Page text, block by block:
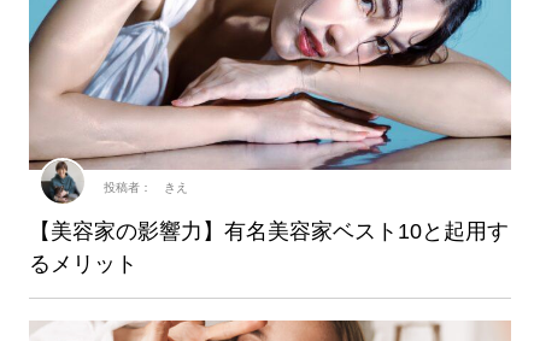
【美容家の影響力】有名美容家ベスト10と起用す
るメリット
投稿者： きえ